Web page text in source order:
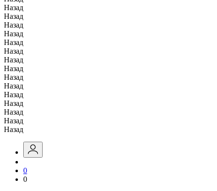
Назад
Назад
Назад
Назад
Назад
Назад
Назад
Назад
Назад
Назад
Назад
Назад
Назад
Назад
Назад
0
0